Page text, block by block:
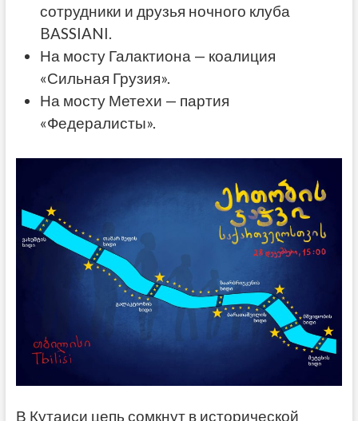
сотрудники и друзья ночного клуба
BASSIANI.
На мосту Галактиона — коалиция
«Сильная Грузия».
На мосту Метехи — партия
«Федералисты».
В Кутаиси цепь сомкнут в исторической